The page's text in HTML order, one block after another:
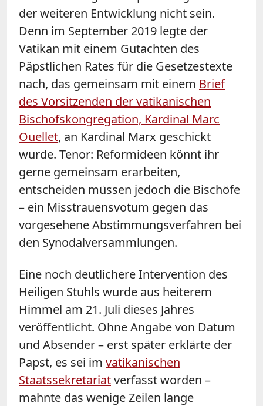
der weiteren Entwicklung nicht sein.
Denn im September 2019 legte der
Vatikan mit einem Gutachten des
Päpstlichen Rates für die Gesetzestexte
nach, das gemeinsam mit einem Brief
des Vorsitzenden der vatikanischen
Bischofskongregation, Kardinal Marc
Ouellet, an Kardinal Marx geschickt
wurde. Tenor: Reformideen könnt ihr
gerne gemeinsam erarbeiten,
entscheiden müssen jedoch die Bischöfe
– ein Misstrauensvotum gegen das
vorgesehene Abstimmungsverfahren bei
den Synodalversammlungen.
Eine noch deutlichere Intervention des
Heiligen Stuhls wurde aus heiterem
Himmel am 21. Juli dieses Jahres
veröffentlicht. Ohne Angabe von Datum
und Absender – erst später erklärte der
Papst, es sei im vatikanischen
Staatssekretariatverfasst worden –
mahnte das wenige Zeilen lange